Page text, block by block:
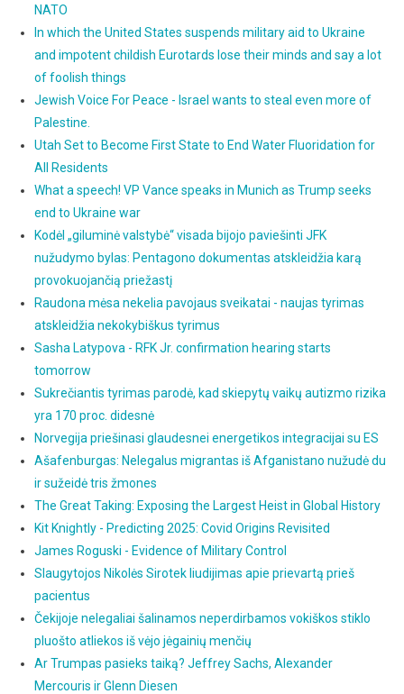
NATO
In which the United States suspends military aid to Ukraine
and impotent childish Eurotards lose their minds and say a lot
of foolish things
Jewish Voice For Peace - Israel wants to steal even more of
Palestine.
Utah Set to Become First State to End Water Fluoridation for
All Residents
What a speech! VP Vance speaks in Munich as Trump seeks
end to Ukraine war
Kodėl „giluminė valstybė“ visada bijojo paviešinti JFK
nužudymo bylas: Pentagono dokumentas atskleidžia karą
provokuojančią priežastį
Raudona mėsa nekelia pavojaus sveikatai - naujas tyrimas
atskleidžia nekokybiškus tyrimus
Sasha Latypova - RFK Jr. confirmation hearing starts
tomorrow
Sukrečiantis tyrimas parodė, kad skiepytų vaikų autizmo rizika
yra 170 proc. didesnė
Norvegija priešinasi glaudesnei energetikos integracijai su ES
Ašafenburgas: Nelegalus migrantas iš Afganistano nužudė du
ir sužeidė tris žmones
The Great Taking: Exposing the Largest Heist in Global History
Kit Knightly - Predicting 2025: Covid Origins Revisited
James Roguski - Evidence of Military Control
Slaugytojos Nikolės Sirotek liudijimas apie prievartą prieš
pacientus
Čekijoje nelegaliai šalinamos neperdirbamos vokiškos stiklo
pluošto atliekos iš vėjo jėgainių menčių
Ar Trumpas pasieks taiką? Jeffrey Sachs, Alexander
Mercouris ir Glenn Diesen